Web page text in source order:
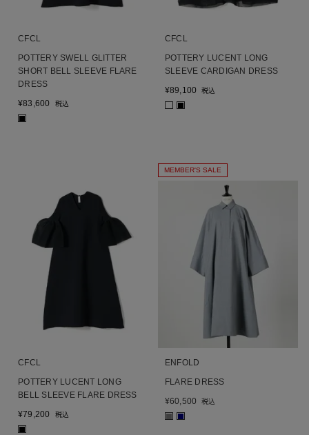
CFCL
POTTERY SWELL GLITTER
SHORT BELL SLEEVE FLARE
DRESS
¥83,600 税込
■
CFCL
POTTERY LUCENT LONG
SLEEVE CARDIGAN DRESS
¥89,100 税込
■
CFCL
POTTERY LUCENT LONG
BELL SLEEVE FLARE DRESS
¥79,200 税込
■
MEMBER'S SALE
ENFOLD
FLARE DRESS
¥60,500 税込
■ ■